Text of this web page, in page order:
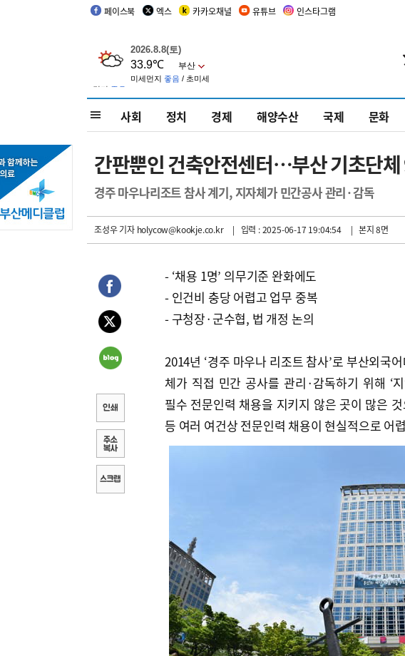
페이스북 엑스 카카오채널 유튜브 인스타그램
사회 정치 경제 해양수산 국제 문화
간판뿐인 건축안전센터…부산 기초단체
경주 마우나리조트 참사 계기, 지자체가 민간공사 관리·감독
조성우 기자holycow@kookje.co.kr | 입력 : 2025-06-17 19:04:54 | 본지 8면
- ‘채용 1명’ 의무기준 완화에도
- 인건비 충당 어렵고 업무 중복
- 구청장·군수협, 법 개정 논의
2014년 ‘경주 마우나 리조트 참사’로 부산외국
체가 직접 민간 공사를 관리·감독하기 위해 ‘
필수 전문인력 채용을 지키지 않은 곳이 많은
등 여러 여건상 전문인력 채용이 현실적으로 어